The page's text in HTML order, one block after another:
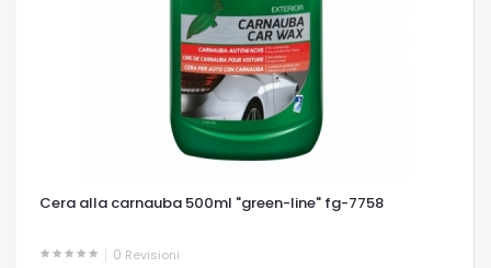
Cera alla carnauba 500ml "green-line" fg-7758
0 Revisioni